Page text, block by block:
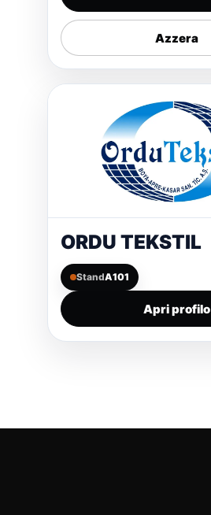
Azzera
ORDU TEKSTIL
StandA101
Apri profilo